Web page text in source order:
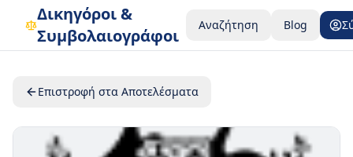
Δικηγόροι &
Συμβολαιογράφοι
Αναζήτηση Blog
Επιστροφή στα Αποτελέσματα